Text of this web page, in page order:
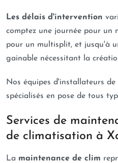
Les délais d'intervention
comptez une journée pour un
pour un multisplit, et jusqu'à
gainable nécessitant la
Nos équipes d'installateurs
spécialisés en pose de tous
Services de
de climatisation à
La maintenance de clim